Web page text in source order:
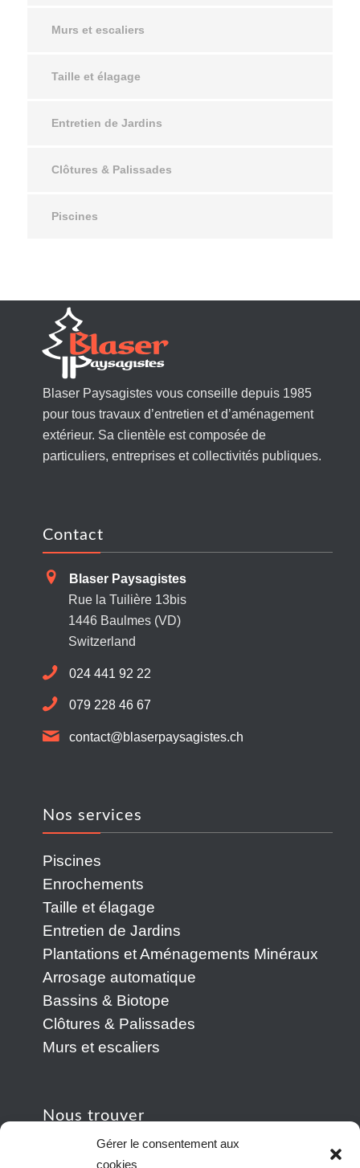
Gérer le consentement aux
cookies
Murs et escaliers
Taille et élagage
Entretien de Jardins
Clôtures & Palissades
Piscines
Blaser Paysagistes vous conseille depuis 1985
pour tous travaux d’entretien et d’aménagement
extérieur. Sa clientèle est composée de
particuliers, entreprises et collectivités publiques.
Contact
Blaser Paysagistes
Rue la Tuilière 13bis
1446 Baulmes (VD)
Switzerland
024 441 92 22
079 228 46 67
contact@blaserpaysagistes.ch
Nos services
Piscines
Enrochements
Taille et élagage
Entretien de Jardins
Plantations et Aménagements Minéraux
Arrosage automatique
Bassins & Biotope
Clôtures & Palissades
Murs et escaliers
Nous trouver